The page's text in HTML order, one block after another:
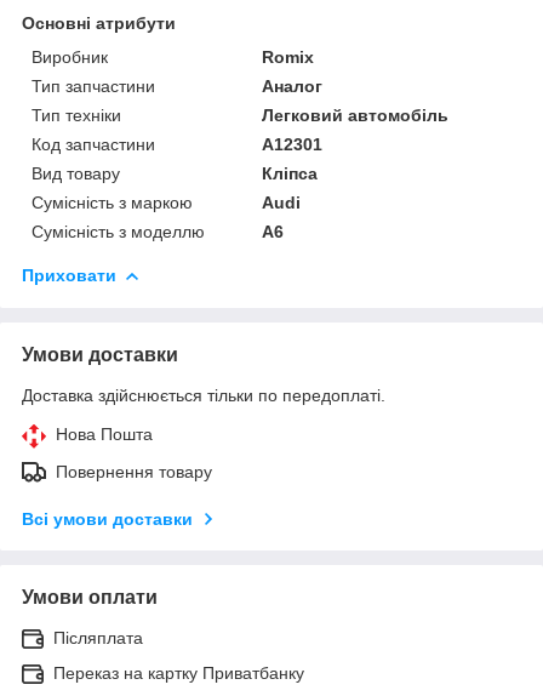
Основні атрибути
Виробник
Romix
Тип запчастини
Аналог
Тип техніки
Легковий автомобіль
Код запчастини
A12301
Вид товару
Кліпса
Сумісність з маркою
Audi
Сумісність з моделлю
A6
Приховати
Умови доставки
Доставка здійснюється тільки по передоплаті.
Нова Пошта
Повернення товару
Всі умови доставки
Умови оплати
Післяплата
Переказ на картку Приватбанку